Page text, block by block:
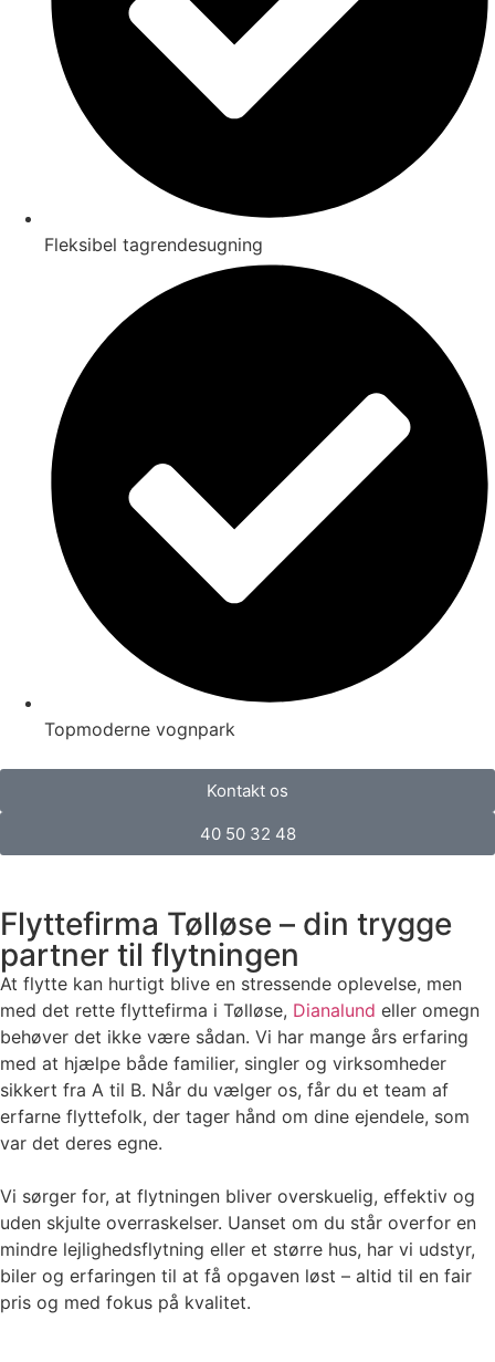
Fleksibel tagrendesugning
Topmoderne vognpark
Kontakt os
40 50 32 48
Flyttefirma Tølløse – din trygge
partner til flytningen
At flytte kan hurtigt blive en stressende oplevelse, men
med det rette flyttefirma i Tølløse, Dianalund eller omegn
behøver det ikke være sådan. Vi har mange års erfaring
med at hjælpe både familier, singler og virksomheder
sikkert fra A til B. Når du vælger os, får du et team af
erfarne flyttefolk, der tager hånd om dine ejendele, som
var det deres egne.
Vi sørger for, at flytningen bliver overskuelig, effektiv og
uden skjulte overraskelser. Uanset om du står overfor en
mindre lejlighedsflytning eller et større hus, har vi udstyr,
biler og erfaringen til at få opgaven løst – altid til en fair
pris og med fokus på kvalitet.